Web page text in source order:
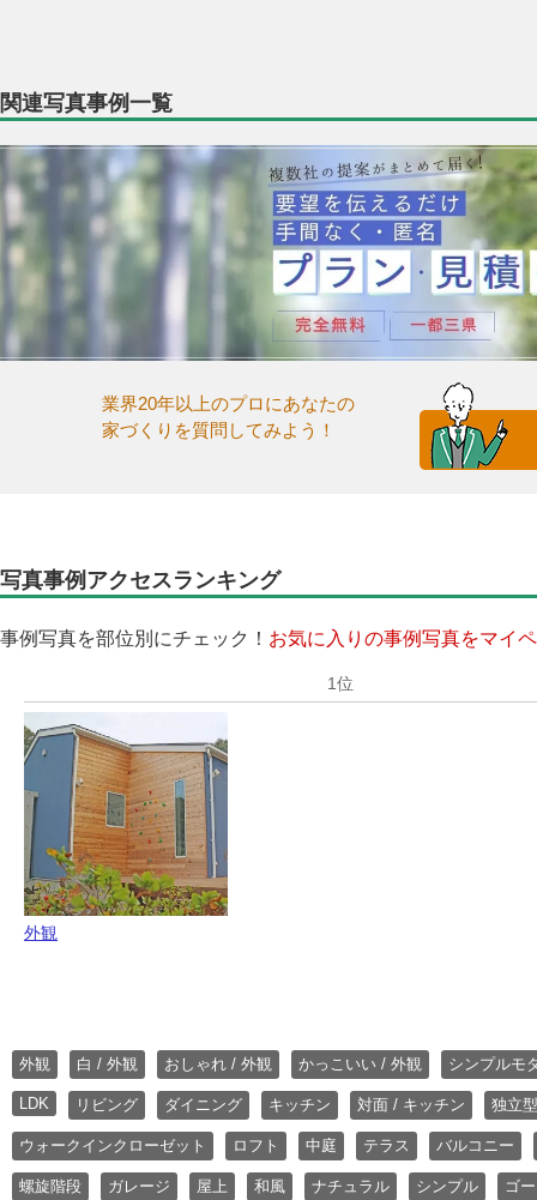
関連写真事例一覧
業界20年以上のプロにあなたの
家づくりを質問してみよう！
写真事例アクセスランキング
事例写真を部位別にチェック！ お気に入りの事例写真をマイ
外観
外観 白 / 外観 おしゃれ / 外観 かっこいい / 外観 シンプルモ
LDK リビング ダイニング キッチン 対面 / キッチン 独立
ウォークインクローゼット ロフト 中庭 テラス バルコニー
螺旋階段 ガレージ 屋上 和風 ナチュラル シンプル ゴ